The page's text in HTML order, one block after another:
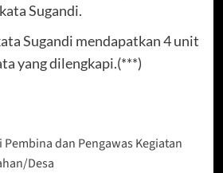
Sugandi.
Sugandi mendapatkan 4 unit
yang dilengkapi.(***)
Pembina dan Pengawas Kegiatan
Desa